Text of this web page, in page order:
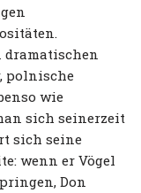
polnische
wie
sich seinerzeit
sich seine
wenn er Vögel
Don